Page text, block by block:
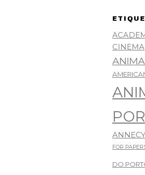
CINEMA
ANNECY
FOR
DO